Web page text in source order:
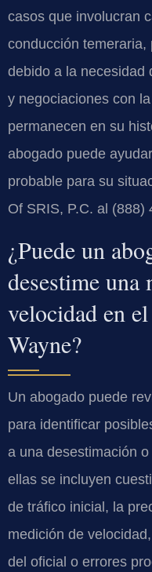
casos que involucran
conducción
debido a la necesidad
y negociaciones con
permanecen en su
abogado puede
probable para su
Of SRIS, P.C. al (888)
¿Puede un
desestime una
velocidad en
Wayne?
Un abogado puede
para identificar
a una desestimación
ellas se incluyen
de tráfico inicial, la
medición de
del oficial o errores